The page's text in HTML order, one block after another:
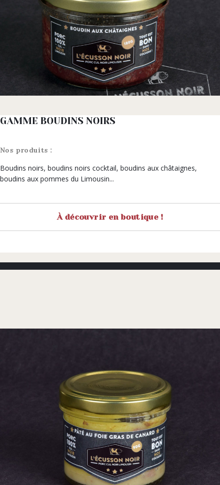
GAMME BOUDINS NOIRS
Nos produits :
Boudins noirs, boudins noirs cocktail, boudins aux châtaignes,
boudins aux pommes du Limousin...
À découvrir en boutique !